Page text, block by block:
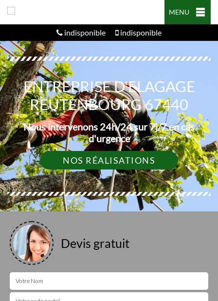
MENU
indisponible indisponible
ENTREPRISE D'ELAGAGE
REUTENBOURG 67440
Nous intervenons 24h/24 sur 7j/7 en cas
d'urgence
NOS RÉALISATIONS
Devis gratuit